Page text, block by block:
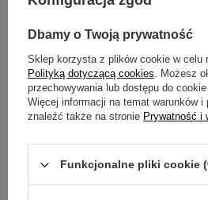
Wyposaż swój samochód w quick
jazdy sportowej!
Dbamy o Twoją prywatność
Sklep korzysta z plików cookie w celu
Polityką dotyczącą cookies. Możesz
przechowywania lub dostępu do
Więcej informacji na temat warunków i
znaleźć także na stronie Prywatność i
Funkcjonalne pliki cookie